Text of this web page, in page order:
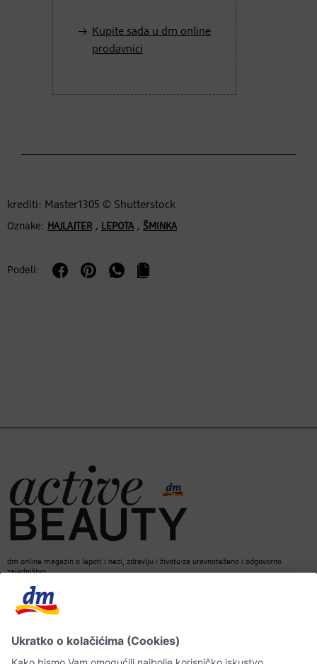
Kupite sada u dm online
prodavnici
krediti: Master1305 © Shutterstock
Oznake: HAJLAJTER, LEPOTA, ŠMINKA
Podeli:
dm online magazin o lepoti i nezi, zdravlju i životu-za uravnoteženo i odgovorno
zajedništvo.